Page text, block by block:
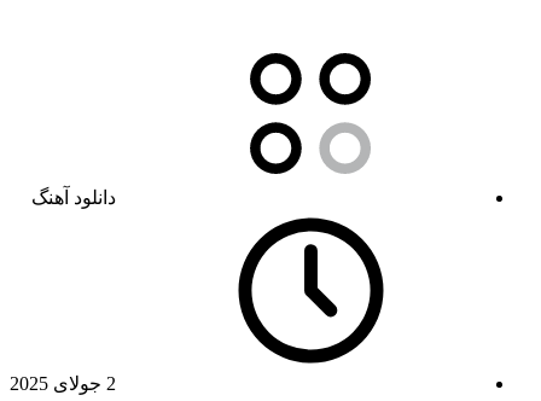
دانلود آهنگ